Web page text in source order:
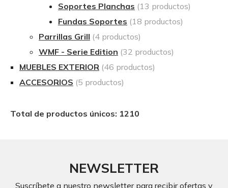
Soportes Planchas (13 productos)
Fundas Soportes (18 productos)
Parrillas Grill (4 productos)
WMF - Serie Edition (32 productos)
MUEBLES EXTERIOR (46 productos)
ACCESORIOS (5 productos)
Total de productos únicos: 1210
NEWSLETTER
Suscríbete a nuestro newsletter para recibir ofertas y